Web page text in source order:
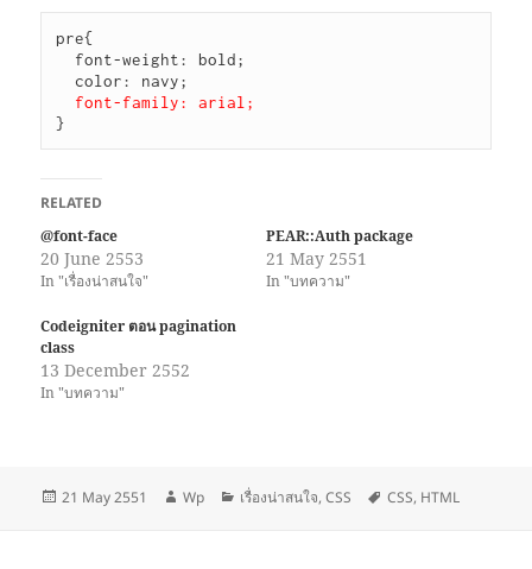
pre{
font-family: arial;
}
RELATED
@font-face
20 June 2553
In "เรื่องน่าสนใจ"
PEAR::Auth package
21 May 2551
In "บทความ"
Codeigniter ตอน pagination
class
13 December 2552
In "บทความ"
Posted
21 May 2551 Author
Wp Categories
เรื่องน่าสนใจ,CSS Tags
CSS, HTML